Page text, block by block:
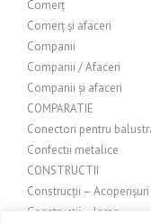
Comerț
Comerț și afaceri
Companii
Companii / Afaceri
Companii și afaceri
COMPARATIE
Conectori pentru
Confectii metalice
CONSTRUCTII
Construcții – Acoperișuri
Construcții – lemn